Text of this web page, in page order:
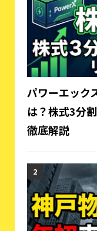
パワーエック
は？株式3分
徹底解説